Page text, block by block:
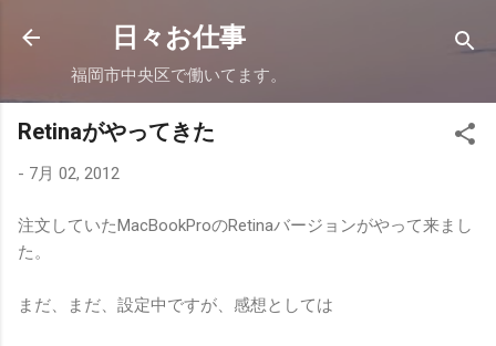
スキップしてメイン コンテンツに移動
日々お仕事
福岡市中央区で働いてます。
Retinaがやってきた
- 7月 02, 2012
注文していたMacBookProのRetinaバージョンがやって来まし
た。
まだ、まだ、設定中ですが、感想としては